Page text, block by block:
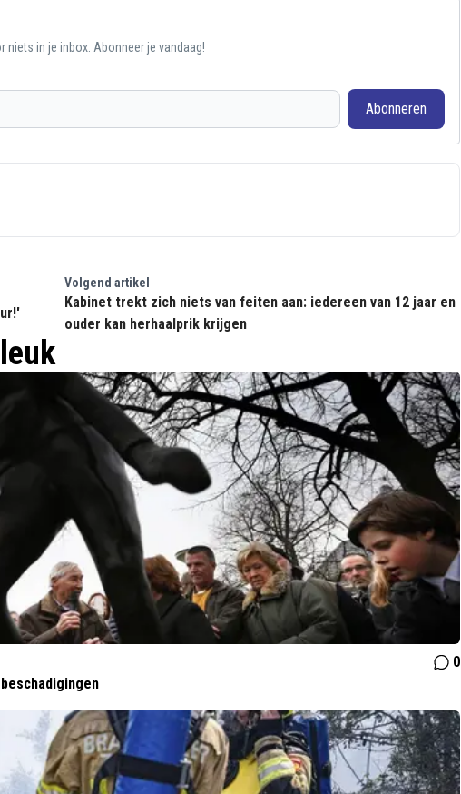
niets in je inbox. Abonneer je vandaag!
Abonneren
Volgend artikel
Kabinet trekt zich niets van feiten aan: iedereen van 12 jaar en
ouder kan herhaalprik krijgen
0